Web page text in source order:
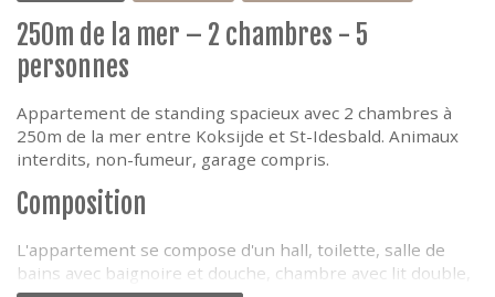
250m de la mer – 2 chambres - 5
personnes
Appartement de standing spacieux avec 2 chambres à
250m de la mer entre Koksijde et St-Idesbald. Animaux
interdits, non-fumeur, garage compris.
Composition
L'appartement se compose d'un hall, toilette, salle de
bains avec baignoire et douche, chambre avec lit double,